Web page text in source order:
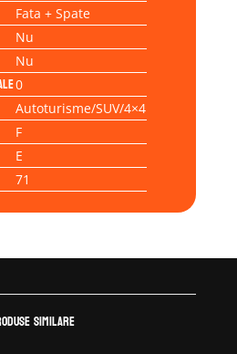
Fata + Spate
Nu
Nu
0
Autoturisme/SUV/4×4
F
E
71
similare